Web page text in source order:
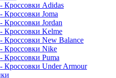
- Кроссовки Adidas
- Кроссовки Joma
- Кроссовки Jordan
- Кроссовки Kelme
- Кроссовки New Balance
- Кроссовки Nike
- Кроссовки Puma
- Кроссовки Under Armour